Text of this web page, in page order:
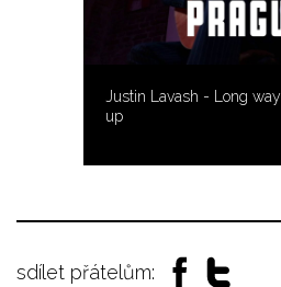
Justin Lavash - Long way
up
sdílet přátelům: